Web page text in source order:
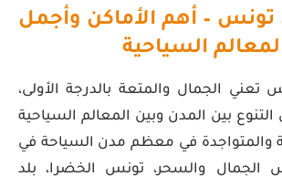
تونس – أهم الأماكن وأجمل
السياحية
تعني الجمال والمتعة بالدرجة الأولى،
التنوع بين المدن وبين المعالم السياحية
والمتواجدة في معظم مدن السياحة في
الجمال والسحر، تونس الخضرا، بلد